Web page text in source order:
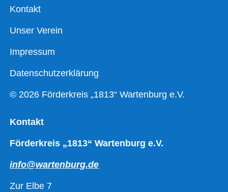
Kontakt
Unser Verein
Impressum
Datenschutzerklärung
© 2026 Förderkreis „1813“ Wartenburg e.V.
Kontakt
Förderkreis „1813“ Wartenburg e.V.
info@wartenburg.de
Zur Elbe 7